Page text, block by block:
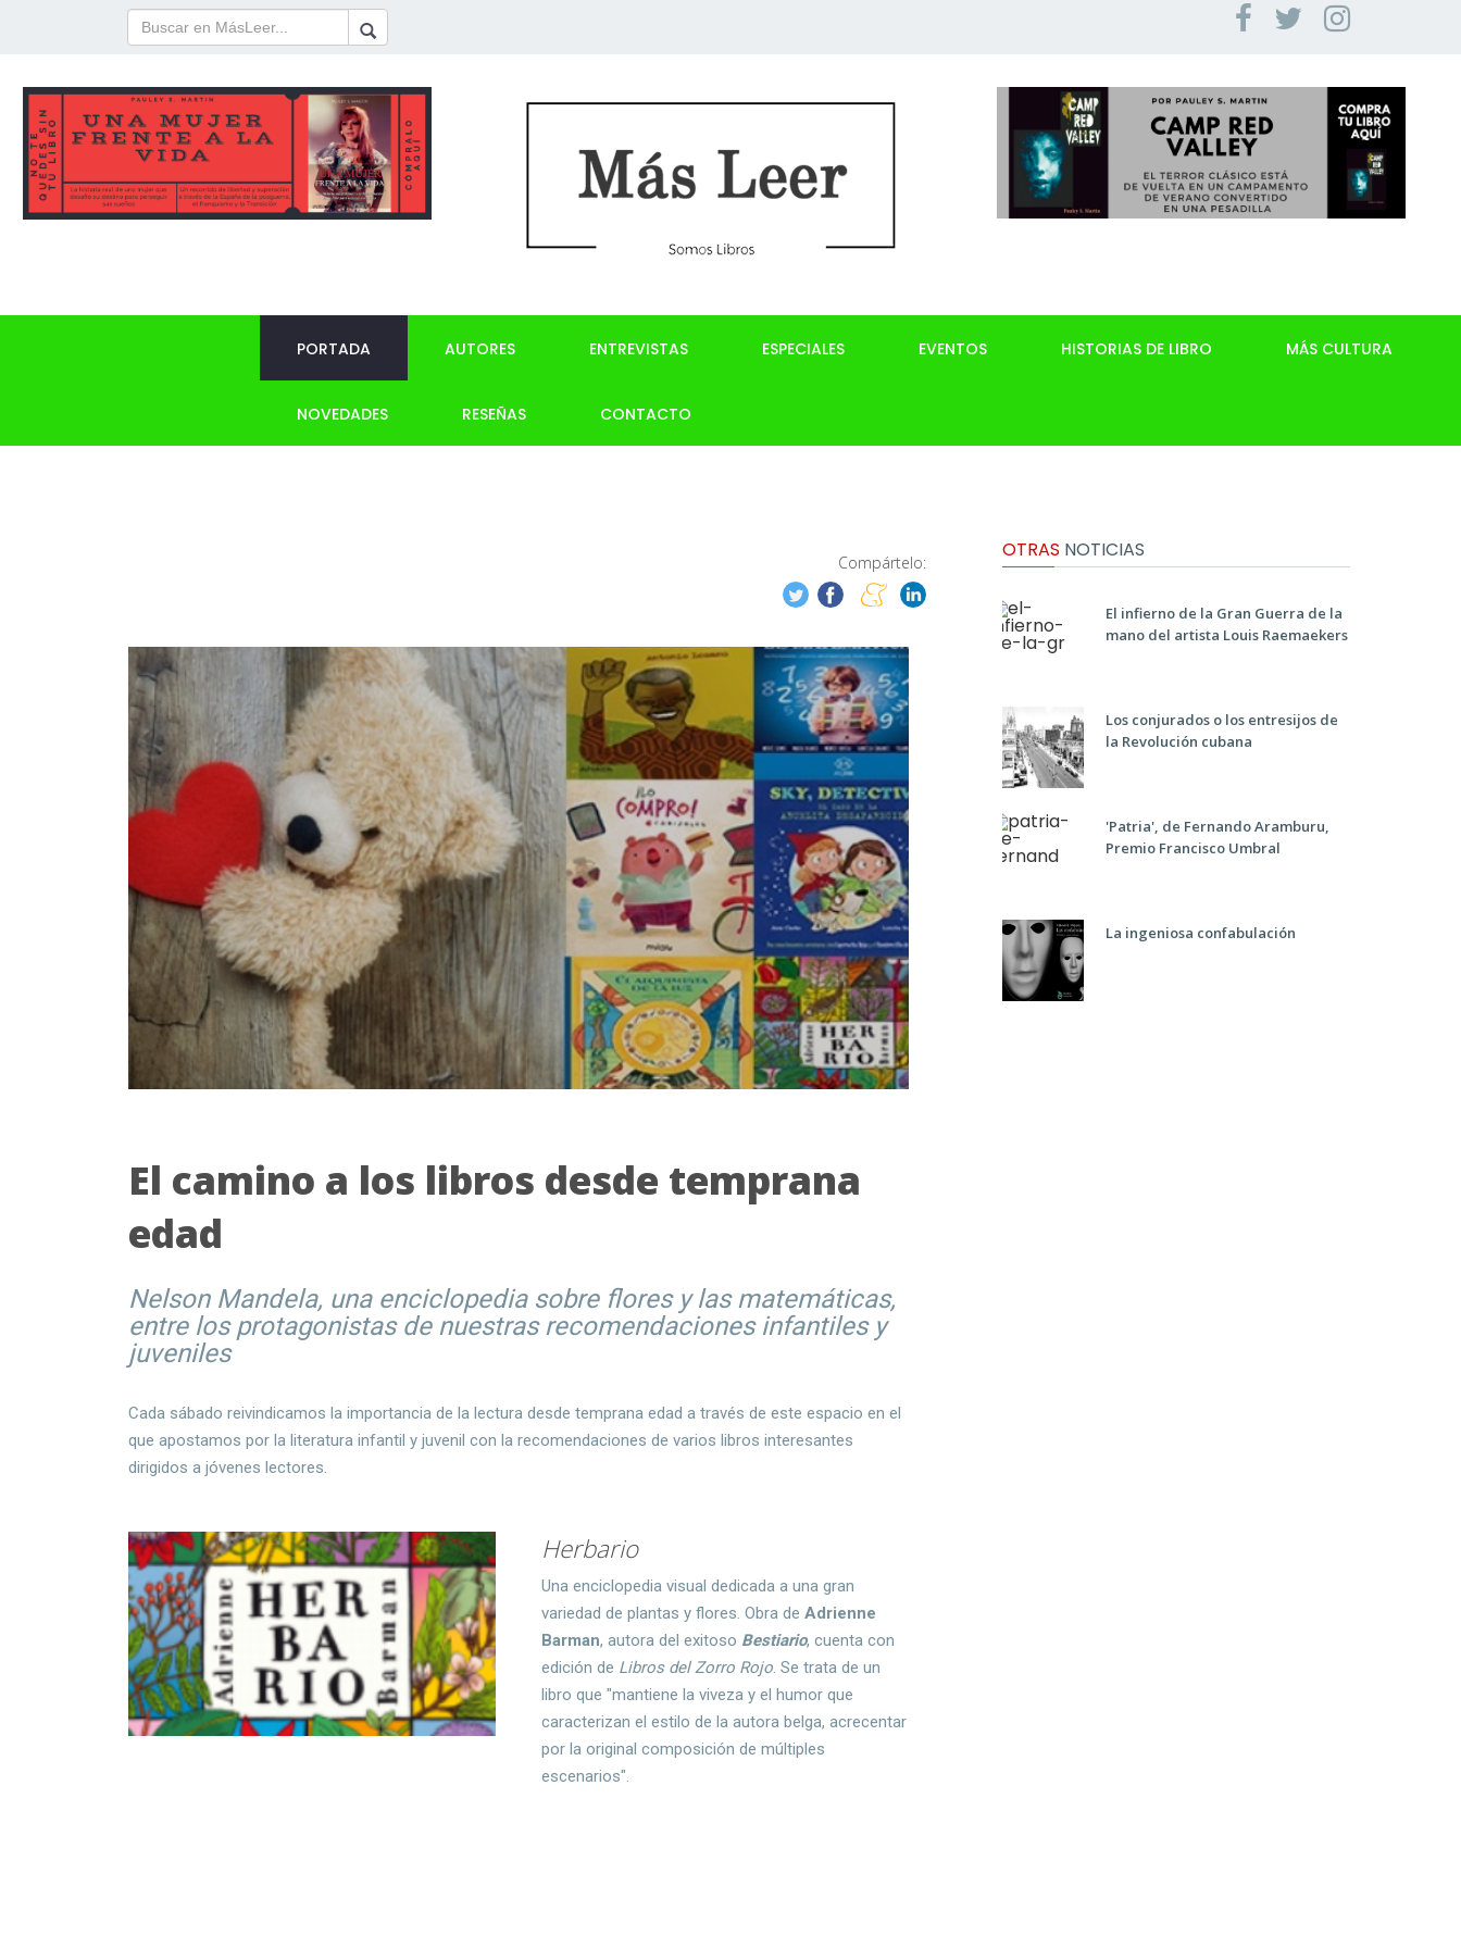
PORTADA AUTORES ENTREVISTAS ESPECIALES EVENTOS HISTORIAS DE LIBRO MÁS CULTURA
NOVEDADES RESEÑAS CONTACTO
Compártelo:
El camino a los libros desde temprana
edad
Nelson Mandela, una enciclopedia sobre flores y las matemáticas,
entre los protagonistas de nuestras recomendaciones infantiles y
juveniles
Cada sábado reivindicamos la importancia de la lectura desde temprana edad a través de este espacio en el
que apostamos por la literatura infantil y juvenil con la recomendaciones de varios libros interesantes
dirigidos a jóvenes lectores.
Herbario
Una enciclopedia visual dedicada a una gran
variedad de plantas y flores. Obra deAdrienne
Barman, autora del exitoso Bestiario, cuenta con
edición de Libros del Zorro Rojo. Se trata de un
libro que "mantiene la viveza y el humor que
caracterizan el estilo de la autora belga, acrecentar
por la original composición de múltiples
escenarios".
OTRAS NOTICIAS
El infierno de la Gran Guerra de la
mano del artista Louis Raemaekers
Los conjurados o los entresijos de
la Revolución cubana
'Patria', de Fernando Aramburu,
Premio Francisco Umbral
La ingeniosa confabulación